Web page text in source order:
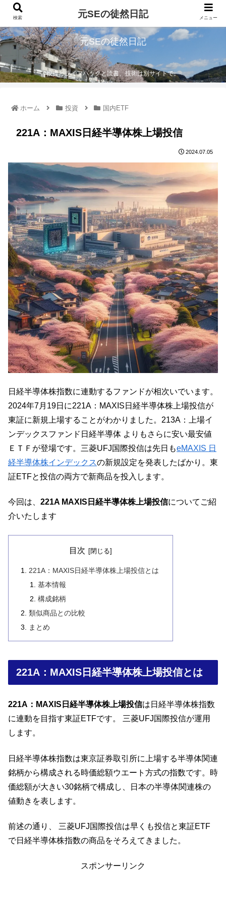
元SEの徒然日記
投資とライフハックと読書。技術は別サイトで。
ホーム 投資 国内ETF
221A：MAXIS日経半導体株上場投信
2024.07.05
日経半導体株指数に連動するファンドが相次いでいます。
2024年7月19日に221A：MAXIS日経半導体株上場投信が
東証に新規上場することがわかりました。 213A：上場イ
ンデックスファンド日経半導体 よりもさらに安い最安値
ＥＴＦが登場です。三菱UFJ国際投信は先日もeMAXIS 日
経半導体株インデックスの新規設定を発表したばかり。東
証ETFと投信の両方で新商品を投入します。
今回は、 221A MAXIS日経半導体株上場投信についてご紹
介いたします
目次
221A：MAXIS日経半導体株上場投信とは
基本情報
構成銘柄
類似商品との比較
まとめ
221A：MAXIS日経半導体株上場投信とは
221A：MAXIS日経半導体株上場投信は日経半導体株指数
に連動を目指す東証ETFです。 三菱UFJ国際投信が運用
します。
日経半導体株指数は東京証券取引所に上場する半導体関連
銘柄から構成される時価総額ウエート方式の指数です。時
価総額が大きい30銘柄で構成し、日本の半導体関連株の
値動きを表します。
前述の通り、 三菱UFJ国際投信は早くも投信と東証ETF
で日経半導体株指数の商品をそろえてきました。
スポンサーリンク
検索 元SEの徒然日記 メニュー